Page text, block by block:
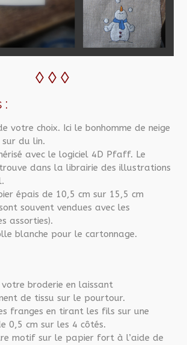
◊ ◊ ◊
:
votre choix. Ici le bonhomme de neige
du lin.
avec le logiciel 4D Pfaff. Le
dans la librairie des illustrations
épais de 10,5 cm sur 15,5 cm
souvent vendues avec les
assorties).
blanche pour le cartonnage.
votre broderie en laissant
de tissu sur le pourtour.
franges en tirant les fils sur une
0,5 cm sur les 4 côtés.
motif sur le papier fort à l’aide de